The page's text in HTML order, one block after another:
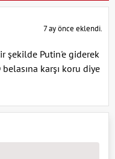
7 ay önce eklendi.
şekilde Putin'e giderek
karşı koru diye